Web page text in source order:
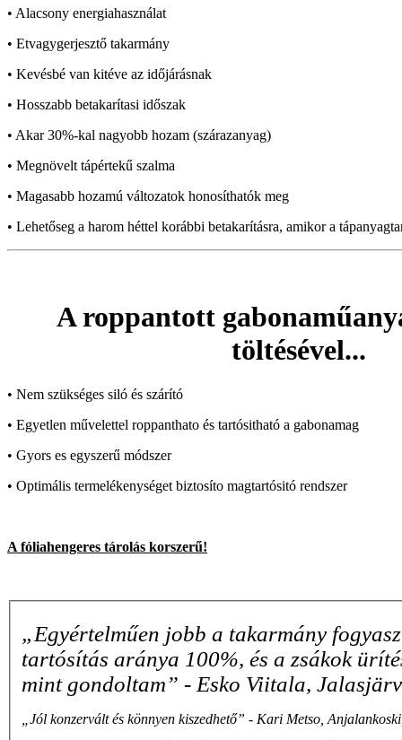
• Alacsony energiahasználat
• Etvagygerjesztő takarmány
• Kevésbé van kitéve az időjárásnak
• Hosszabb betakarítasi időszak
• Akar 30%-kal nagyobb hozam (szárazanyag)
• Megnövelt tápértekű szalma
• Magasabb hozamú változatok honosíthatók meg
• Lehetőseg a harom héttel korábbi betakarításra, amikor a
A roppantott
töltésével...
• Nem szükséges siló és szárító
• Egyetlen művelettel roppanthato és tartósitható a gabonamag
• Gyors es egyszerű módszer
• Optimális termelékenységet biztosíto magtartósitó rendszer
A fóliahengeres tárolás korszerű!
„Egyértelműen jobb a takarmány
tartósítás aránya 100%, és a zsákok
mint gondoltam” - Esko Viitala,
„Jól konzervált és könnyen kiszedhető” - Kari Metso,